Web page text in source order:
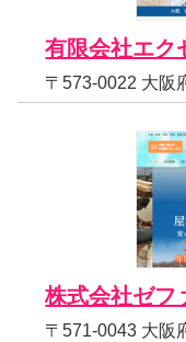
有限会社エク
〒573-0022 大阪
株式会社ゼフ
〒571-0043 大阪